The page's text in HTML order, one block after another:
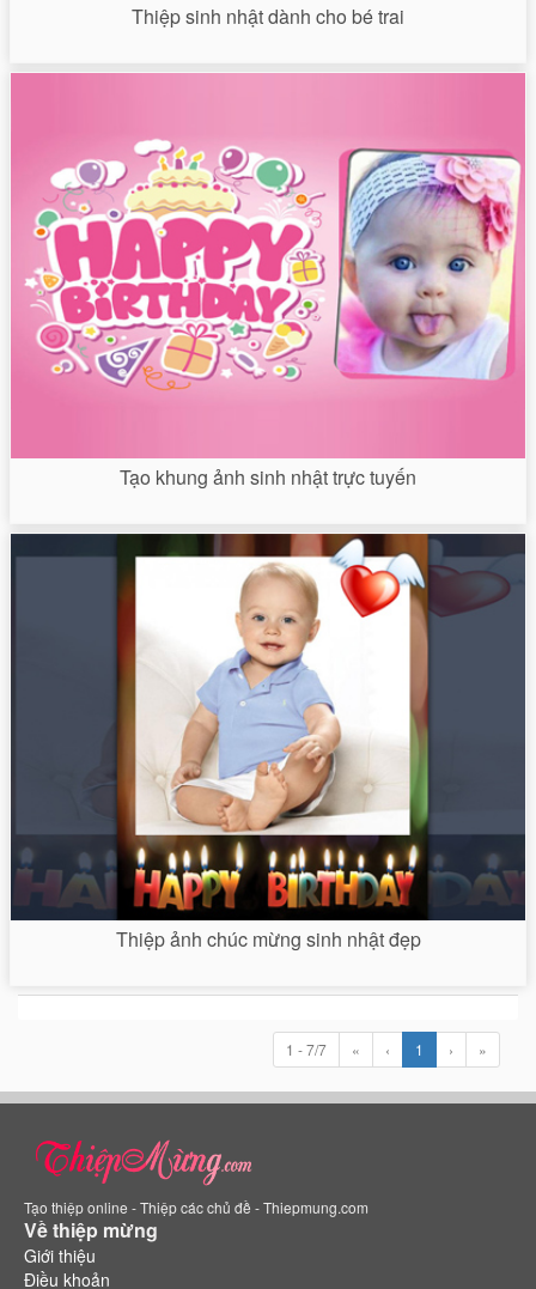
Thiệp sinh nhật dành cho bé trai
Tạo khung ảnh sinh nhật trực tuyến
Thiệp ảnh chúc mừng sinh nhật đẹp
1 - 7/7 « ‹ 1 › »
Tạo thiệp online - Thiệp các chủ đề - Thiepmung.com
Về thiệp mừng
Giới thiệu
Điều khoản